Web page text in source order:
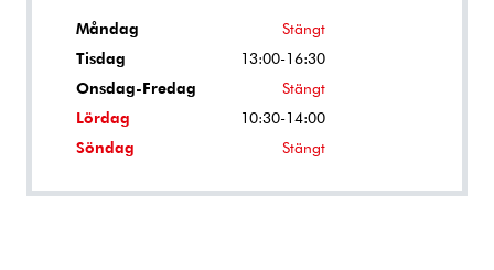
Måndag
Stängt
Tisdag
13:00-16:30
Onsdag-Fredag
Stängt
Lördag
10:30-14:00
Söndag
Stängt